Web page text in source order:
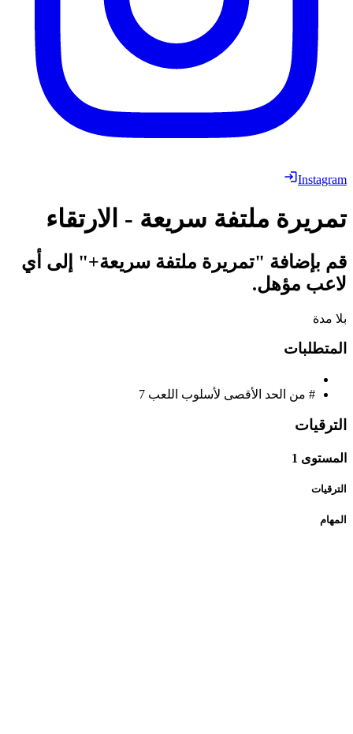
Instagram
تمريرة ملتفة سريعة - الارتقاء
قم بإضافة "تمريرة ملتفة سريعة+" إلى أي
لاعب مؤهل.
بلا مدة
المتطلبات
# من الحد الأقصى لأسلوب اللعب
الترقيات
المستوى 1
الترقيات
المهام